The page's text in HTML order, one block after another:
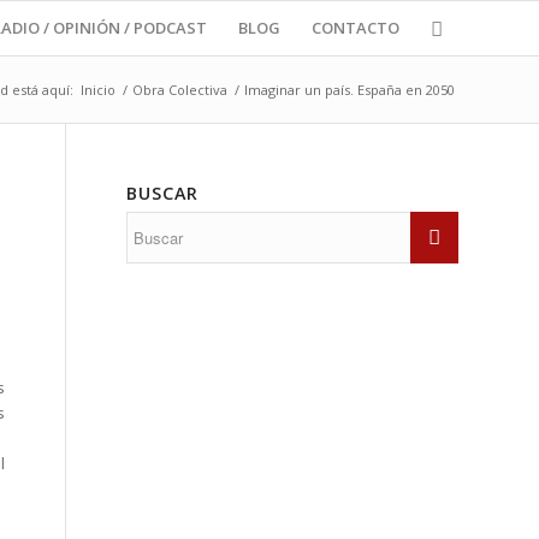
/ OPINIÓN / PODCAST BLOG CONTACTO
está aquí: Inicio / Obra Colectiva / Imaginar un país. España en 2050
BUSCAR